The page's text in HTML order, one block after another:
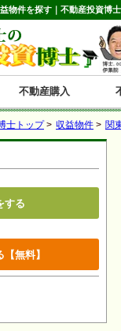
物件を探す｜不動産投資博士
不動産購入
士トップ> 収益物件 > 関
する
無料】